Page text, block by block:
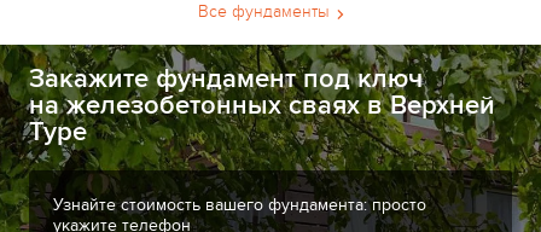
Все фундаменты
Закажите фундамент под ключ
на железобетонных сваях в Верхней
Туре
Узнайте стоимость вашего фундамента: просто
укажите телефон